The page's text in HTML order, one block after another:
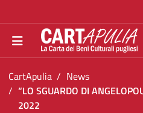
Go to navigation menu
Go to content
Go to the footer
You are in:
CartApulia
News
“LO SGUARDO DI
2022